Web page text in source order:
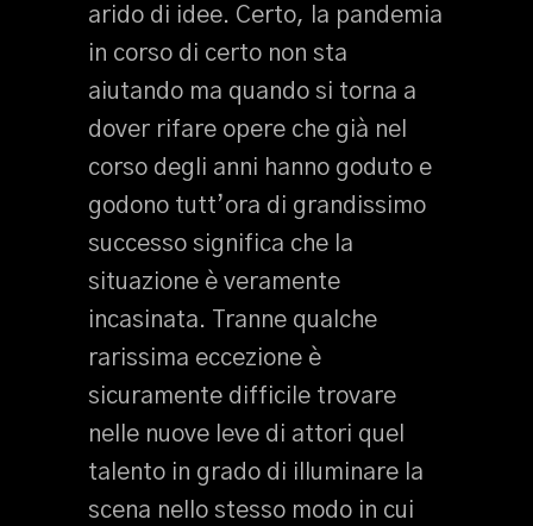
arido di idee. Certo, la pandemia
in corso di certo non sta
aiutando ma quando si torna a
dover rifare opere che già nel
corso degli anni hanno goduto e
godono tutt’ora di grandissimo
successo significa che la
situazione è veramente
incasinata. Tranne qualche
rarissima eccezione è
sicuramente difficile trovare
nelle nuove leve di attori quel
talento in grado di illuminare la
scena nello stesso modo in cui